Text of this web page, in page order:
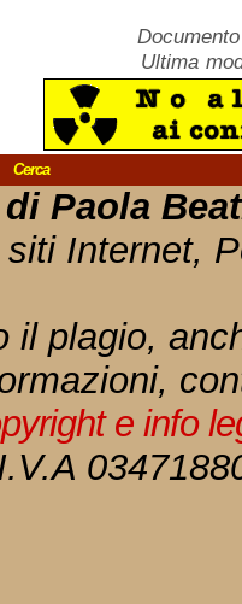
Ultima
Cerca
Paola
Internet,
il plagio,
e info